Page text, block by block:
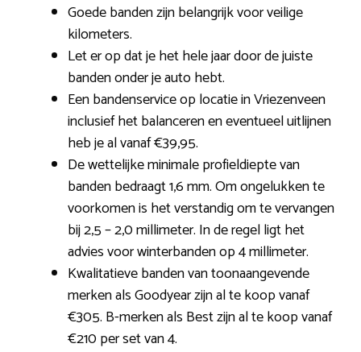
Goede banden zijn belangrijk voor veilige
kilometers.
Let er op dat je het hele jaar door de juiste
banden onder je auto hebt.
Een bandenservice op locatie in Vriezenveen
inclusief het balanceren en eventueel uitlijnen
heb je al vanaf €39,95.
De wettelijke minimale profieldiepte van
banden bedraagt 1,6 mm. Om ongelukken te
voorkomen is het verstandig om te vervangen
bij 2,5 – 2,0 millimeter. In de regel ligt het
advies voor winterbanden op 4 millimeter.
Kwalitatieve banden van toonaangevende
merken als Goodyear zijn al te koop vanaf
€305. B-merken als Best zijn al te koop vanaf
€210 per set van 4.